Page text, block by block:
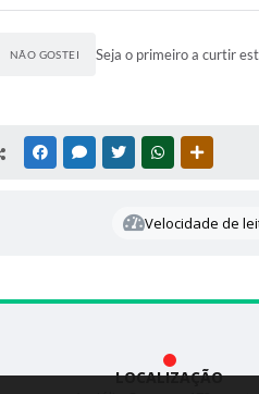
NÃO GOSTEI Seja o primeiro a curtir
FACEBOOKMESSENGER
TWITTERWHATSAPP
Velocidade de
LOCALIZAÇÃO